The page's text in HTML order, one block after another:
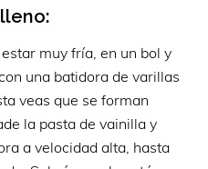
muy fría, en un bol y
una batidora de varillas
veas que se forman
la pasta de vainilla y
a velocidad alta, hasta